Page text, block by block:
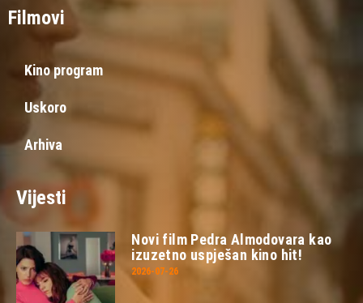
Filmovi
Kino program
Uskoro
Arhiva
Vijesti
Novi film Pedra Almodovara kao
izuzetno uspješan kino hit!
2026-07-26